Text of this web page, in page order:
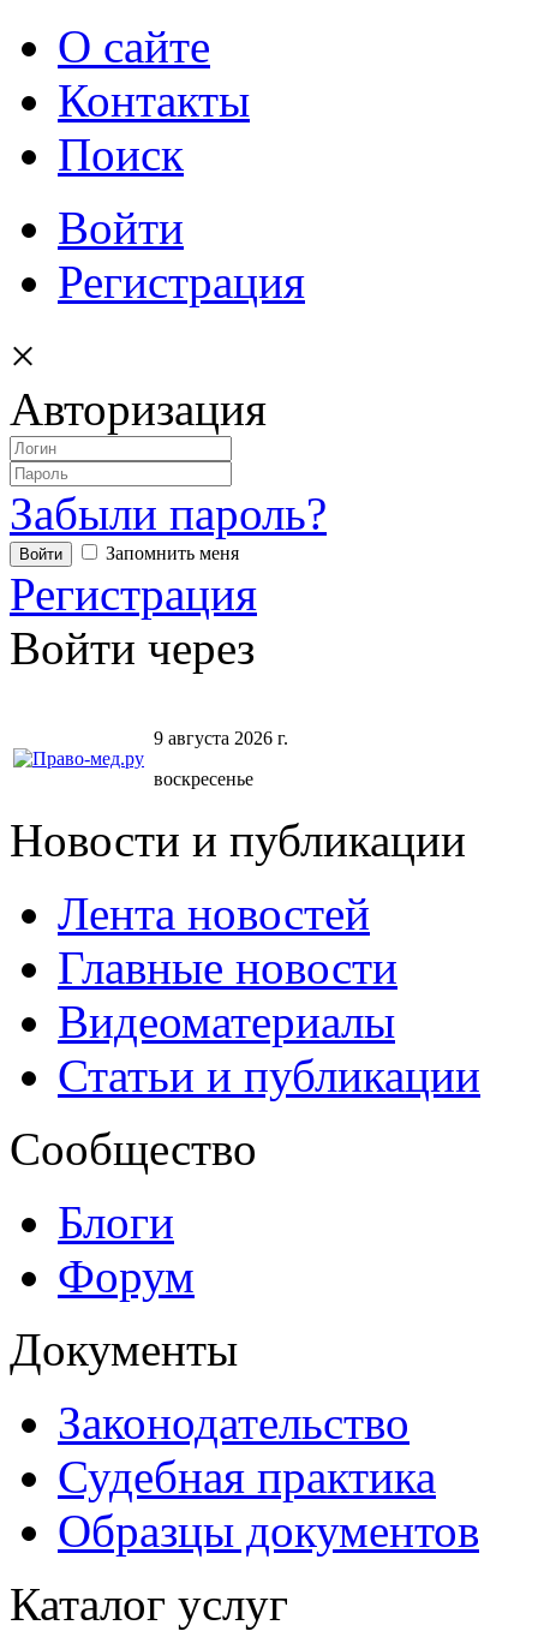
О сайте
Контакты
Поиск
Войти
Регистрация
×
Авторизация
Забыли пароль?
Запомнить меня
Регистрация
Войти через
9 августа 2026 г.
воскресенье
Новости и публикации
Лента новостей
Главные новости
Видеоматериалы
Статьи и публикации
Сообщество
Блоги
Форум
Документы
Законодательство
Судебная практика
Образцы документов
Каталог услуг